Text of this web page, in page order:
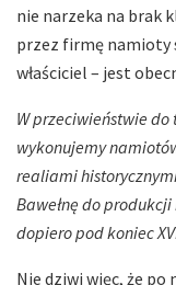
nie narzeka na brak
przez firmę namioty
właściciel – jest
W przeciwieństwie
wykonujemy
realiami
Bawełnę do
dopiero pod koniec
Nie dziwi więc, że po